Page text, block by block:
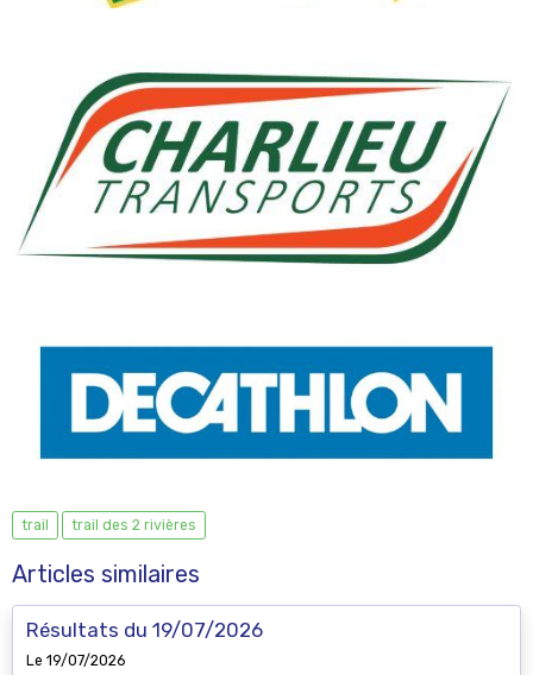
trail trail des 2 rivières
Articles similaires
Résultats du 19/07/2026
Le 19/07/2026